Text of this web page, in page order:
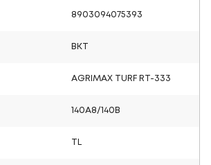
8903094075393
BKT
AGRIMAX TURF RT-333
140A8/140B